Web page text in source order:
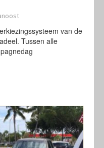
van de
Tussen alle